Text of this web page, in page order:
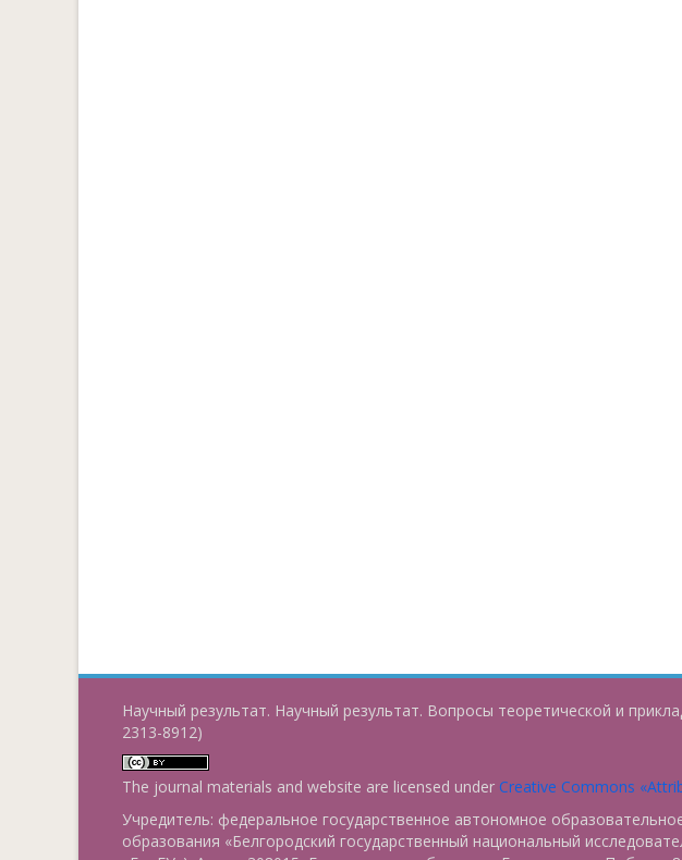
Научный результат. Научный результат. Вопросы теоретической и
2313-8912)
The journal materials and website are licensed under Creative Commons
Учредитель: федеральное государственное автономное
образования «Белгородский государственный национальный